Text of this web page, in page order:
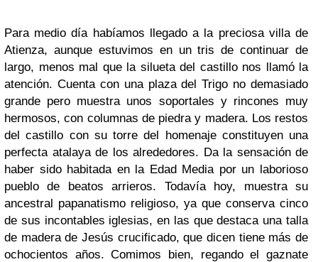
Para medio día habíamos llegado a la preciosa villa de
Atienza, aunque estuvimos en un tris de continuar de
largo, menos mal que la silueta del castillo nos llamó la
atención. Cuenta con una plaza del Trigo no demasiado
grande pero muestra unos soportales y rincones muy
hermosos, con columnas de piedra y madera. Los restos
del castillo con su torre del homenaje constituyen una
perfecta atalaya de los alrededores. Da la sensación de
haber sido habitada en la Edad Media por un laborioso
pueblo de beatos arrieros. Todavía hoy, muestra su
ancestral papanatismo religioso, ya que conserva cinco
de sus incontables iglesias, en las que destaca una talla
de madera de Jesús crucificado, que dicen tiene más de
ochocientos años. Comimos bien, regando el gaznate